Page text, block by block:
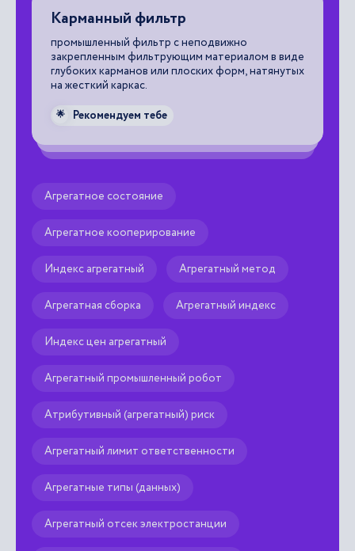
Карманный фильтр
промышленный фильтр с неподвижно
закрепленным фильтрующим материалом в виде
глубоких карманов или плоских форм, натянутых
на жесткий каркас.
🌟 Рекомендуем тебе
Агрегатное состояние
Агрегатное кооперирование
Индекс агрегатный Агрегатный метод
Агрегатная сборка Агрегатный индекс
Индекс цен агрегатный
Агрегатный промышленный робот
Атрибутивный (агрегатный) риск
Агрегатный лимит ответственности
Агрегатные типы (данных)
Агрегатный отсек электростанции